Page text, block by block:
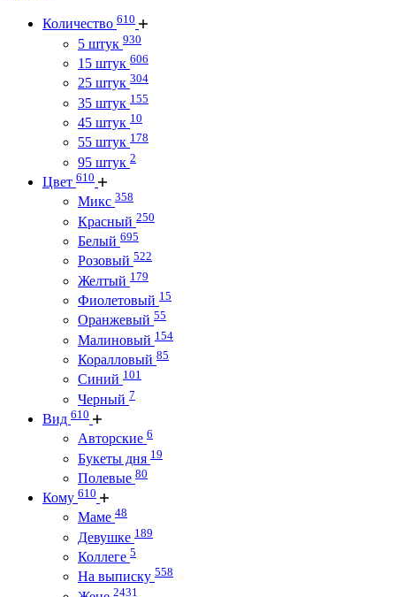
Количество 610
5 штук 930
15 штук 606
25 штук 304
35 штук 155
45 штук 10
55 штук 178
95 штук 2
Цвет 610
Микс 358
Красный 250
Белый 695
Розовый 522
Желтый 179
Фиолетовый 15
Оранжевый 55
Малиновый 154
Коралловый 85
Синий 101
Черный 7
Вид 610
Авторские 6
Букеты дня 19
Полевые 80
Кому 610
Маме 48
Девушке 189
Коллеге 5
На выписку 558
2431